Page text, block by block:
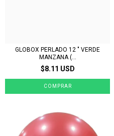
GLOBOX PERLADO 12 " VERDE
MANZANA (...
$8.11 USD